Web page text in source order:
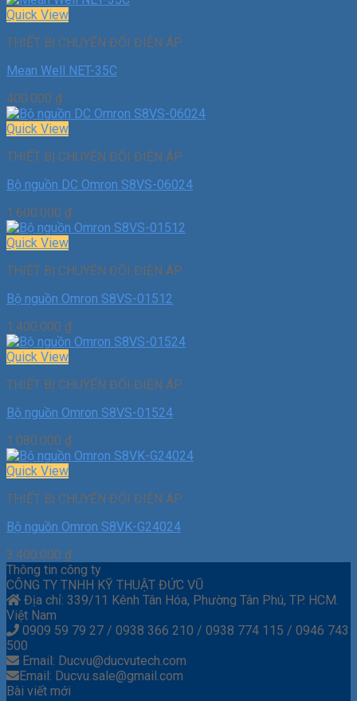
Quick View
THIẾT BỊ CHUYỂN ĐỔI ĐIỆN ÁP
Mean Well NET-35C
400.000 ₫
Quick View
THIẾT BỊ CHUYỂN ĐỔI ĐIỆN ÁP
Bộ nguồn DC Omron S8VS-06024
1.600.000 ₫
Quick View
THIẾT BỊ CHUYỂN ĐỔI ĐIỆN ÁP
Bộ nguồn Omron S8VS-01512
1.400.000 ₫
Quick View
THIẾT BỊ CHUYỂN ĐỔI ĐIỆN ÁP
Bộ nguồn Omron S8VS-01524
1.080.000 ₫
Quick View
THIẾT BỊ CHUYỂN ĐỔI ĐIỆN ÁP
Bộ nguồn Omron S8VK-G24024
3.400.000 ₫
Thông tin công ty
CÔNG TY TNHH KỸ THUẬT ĐỨC VŨ
Địa chỉ: 339/11 Kênh Tân Hóa, Phường Tân Phú, TP. HCM.
Việt Nam
0909 59 79 27 / 0938 366 210 / 0938 774 115 / 0946 743
500
Email: Ducvu@ducvutech.com
Email: Ducvu.sale@gmail.com
Bài viết mới